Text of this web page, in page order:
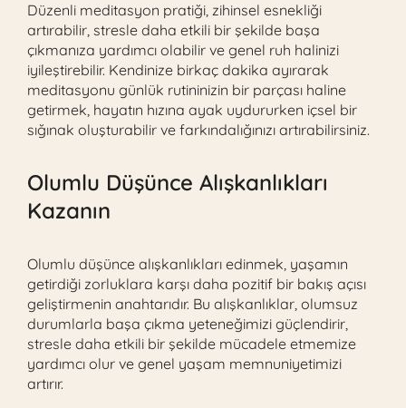
Düzenli meditasyon pratiği, zihinsel esnekliği
artırabilir, stresle daha etkili bir şekilde başa
çıkmanıza yardımcı olabilir ve genel ruh halinizi
iyileştirebilir. Kendinize birkaç dakika ayırarak
meditasyonu günlük rutininizin bir parçası haline
getirmek, hayatın hızına ayak uydururken içsel bir
sığınak oluşturabilir ve farkındalığınızı artırabilirsiniz.
Olumlu Düşünce Alışkanlıkları
Kazanın
Olumlu düşünce alışkanlıkları edinmek, yaşamın
getirdiği zorluklara karşı daha pozitif bir bakış açısı
geliştirmenin anahtarıdır. Bu alışkanlıklar, olumsuz
durumlarla başa çıkma yeteneğimizi güçlendirir,
stresle daha etkili bir şekilde mücadele etmemize
yardımcı olur ve genel yaşam memnuniyetimizi
artırır.